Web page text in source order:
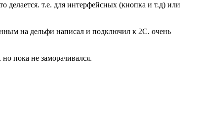
делается. т.е. для интерфейсных (кнопка и т.д) или
на дельфи написал и подключил к 2С. очень
пока не заморачивался.